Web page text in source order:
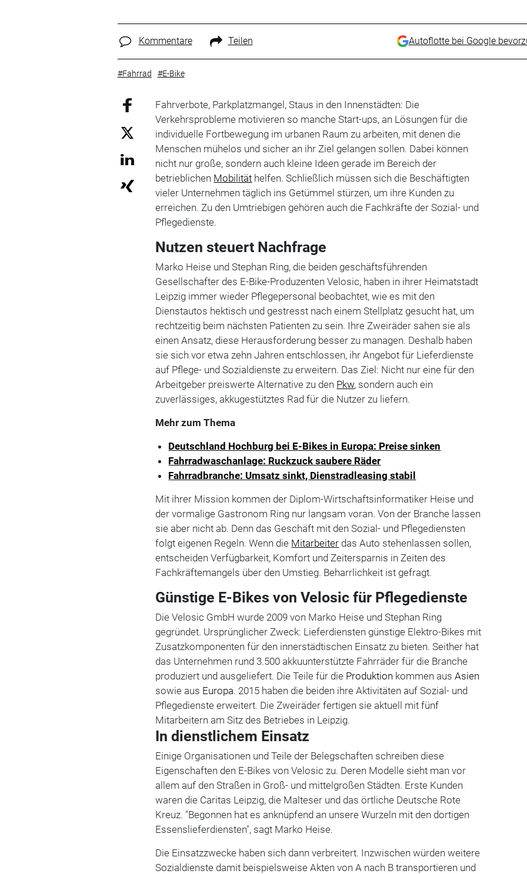
Kommentare Teilen Autoflotte bei Google
#Fahrrad #E-Bike
Fahrverbote, Parkplatzmangel, Staus in den Innenstädten: Die
Verkehrsprobleme motivieren so manche Start-ups, an Lösungen für die
individuelle Fortbewegung im urbanen Raum zu arbeiten, mit denen die
Menschen mühelos und sicher an ihr Ziel gelangen sollen. Dabei können
nicht nur große, sondern auch kleine Ideen gerade im Bereich der
betrieblichen Mobilität helfen. Schließlich müssen sich die Beschäftigten
vieler Unternehmen täglich ins Getümmel stürzen, um ihre Kunden zu
erreichen. Zu den Umtriebigen gehören auch die Fachkräfte der Sozial- und
Pflegedienste.
Nutzen steuert Nachfrage
Marko Heise und Stephan Ring, die beiden geschäftsführenden
Gesellschafter des E-Bike-Produzenten Velosic, haben in ihrer Heimatstadt
Leipzig immer wieder Pflegepersonal beobachtet, wie es mit den
Dienstautos hektisch und gestresst nach einem Stellplatz gesucht hat, um
rechtzeitig beim nächsten Patienten zu sein. Ihre Zweiräder sahen sie als
einen Ansatz, diese Herausforderung besser zu managen. Deshalb haben
sie sich vor etwa zehn Jahren entschlossen, ihr Angebot für Lieferdienste
auf Pflege- und Sozialdienste zu erweitern. Das Ziel: Nicht nur eine für den
Arbeitgeber preiswerte Alternative zu den Pkw, sondern auch ein
zuverlässiges, akkugestütztes Rad für die Nutzer zu liefern.
Mehr zum Thema
Deutschland Hochburg bei E-Bikes in Europa: Preise sinken
Fahrradwaschanlage: Ruckzuck saubere Räder
Fahrradbranche: Umsatz sinkt, Dienstradleasing stabil
Mit ihrer Mission kommen der Diplom-Wirtschaftsinformatiker Heise und
der vormalige Gastronom Ring nur langsam voran. Von der Branche lassen
sie aber nicht ab. Denn das Geschäft mit den Sozial- und Pflegediensten
folgt eigenen Regeln. Wenn die Mitarbeiter das Auto stehenlassen sollen,
entscheiden Verfügbarkeit, Komfort und Zeitersparnis in Zeiten des
Fachkräftemangels über den Umstieg. Beharrlichkeit ist gefragt.
Günstige E-Bikes von Velosic für Pflegedienste
Die Velosic GmbH wurde 2009 von Marko Heise und Stephan Ring
gegründet. Ursprünglicher Zweck: Lieferdiensten günstige Elektro-Bikes mit
Zusatzkomponenten für den innerstädtischen Einsatz zu bieten. Seither hat
das Unternehmen rund 3.500 akkuunterstützte Fahrräder für die Branche
produziert und ausgeliefert. Die Teile für die Produktion kommen ausAsien
sowie aus Europa. 2015 haben die beiden ihre Aktivitäten auf Sozial- und
Pflegedienste erweitert. Die Zweiräder ­fertigen sie aktuell mit fünf
Mitarbeitern am Sitz des Betriebes in ­Leipzig.
In dienstlichem Einsatz
Einige Organisationen und Teile der Belegschaften schreiben diese
Eigenschaften den E-Bikes von Velosic zu. Deren Modelle sieht man vor
allem auf den Straßen in Groß- und mittelgroßen Städten. Erste Kunden
waren die Caritas Leipzig, die Malteser und das örtliche Deutsche Rote
Kreuz. "Begonnen hat es anknüpfend an unsere Wurzeln mit den dortigen
Essenslieferdiensten", sagt Marko Heise.
Die Einsatzzwecke haben sich dann verbreitert. Inzwischen würden weitere
Sozialdienste damit beispielsweise Akten von A nach B transportieren und